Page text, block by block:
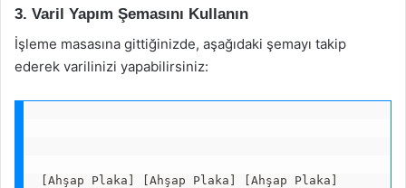
3. Varil Yapım Şemasını Kullanın
İşleme masasına gittiğinizde, aşağıdaki şemayı takip
ederek varilinizi yapabilirsiniz:
[Ahşap Plaka] [Ahşap Plaka] [Ahşap Plaka]